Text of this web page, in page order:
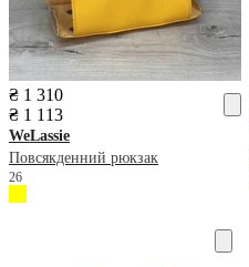
₴ 1 310
₴ 1 113
WeLassie
Повсякденний рюкзак
26